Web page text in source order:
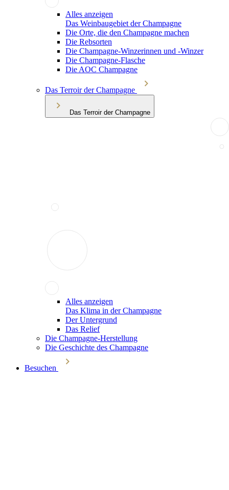
Alles anzeigen
Das Weinbaugebiet der Champagne
Die Orte, die den Champagne machen
Die Rebsorten
Die Champagne-Winzerinnen und -Winzer
Die Champagne-Flasche
Die AOC Champagne
Das Terroir der Champagne
Das Terroir der Champagne
Alles anzeigen
Das Klima in der Champagne
Der Untergrund
Das Relief
Die Champagne-Herstellung
Die Geschichte des Champagne
Besuchen